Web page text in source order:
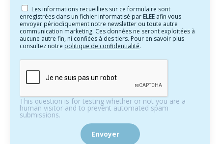
Les informations recueillies sur ce formulaire sont
enregistrées dans un fichier informatisé par ELEE afin vous
envoyer périodiquement notre newsletter ou toute autre
communication marketing. Ces données ne seront exploitées à
aucune autre fin, ni confiées à des tiers. Pour en savoir plus
consultez notre politique de confidentialité.
This question is for testing whether or not you are a
human visitor and to prevent automated spam
submissions.